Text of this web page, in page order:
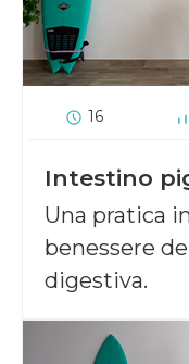
16
Intestino
Una pratica
benessere
digestiva.